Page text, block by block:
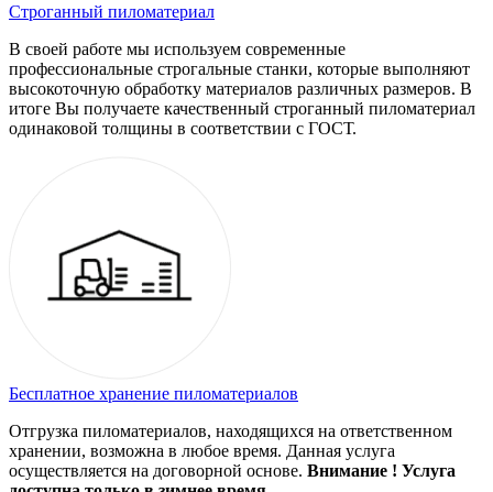
Строганный пиломатериал
В своей работе мы используем современные
профессиональные строгальные станки, которые выполняют
высокоточную обработку материалов различных размеров. В
итоге Вы получаете качественный строганный пиломатериал
одинаковой толщины в соответствии с ГОСТ.
Бесплатное хранение пиломатериалов
Отгрузка пиломатериалов, находящихся на ответственном
хранении, возможна в любое время. Данная услуга
осуществляется на договорной основе. Внимание ! Услуга